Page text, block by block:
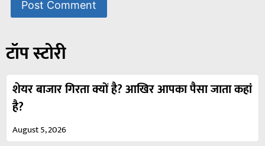
टॉप स्टोरी
शेयर बाजार गिरता क्यों है? आखिर आपका पैसा जाता कहां
है?
August 5, 2026